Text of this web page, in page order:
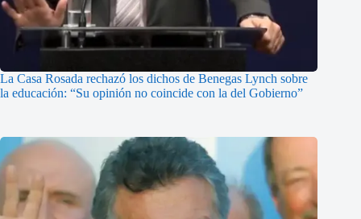
La Casa Rosada rechazó los dichos de Benegas Lynch sobre
la educación: “Su opinión no coincide con la del Gobierno”